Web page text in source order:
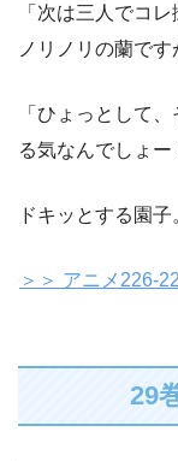
「次は三人でコレ
ノリノリの蘭で
「ひょっとして
る気なんでしょー
ドキッとする園
＞＞ アニメ226-
29